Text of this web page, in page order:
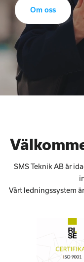
Om oss
SMS Teknik AB är
Vårt ledningssystem